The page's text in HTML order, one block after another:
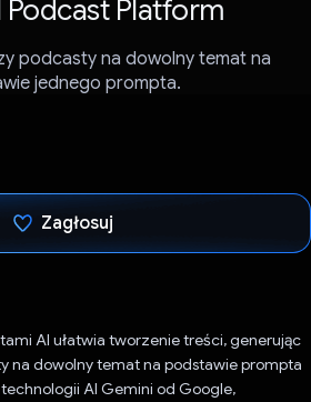
Podcast Platform
podcasty na dowolny temat na
jednego prompta.
Zagłosuj
AI ułatwia tworzenie treści, generując
na dowolny temat na podstawie prompta
AI Gemini od Google,